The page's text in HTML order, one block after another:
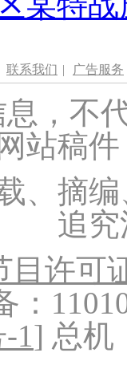
联系我们 | 广告服务
，不
站稿
、摘
追
目许可
：
1] 总机